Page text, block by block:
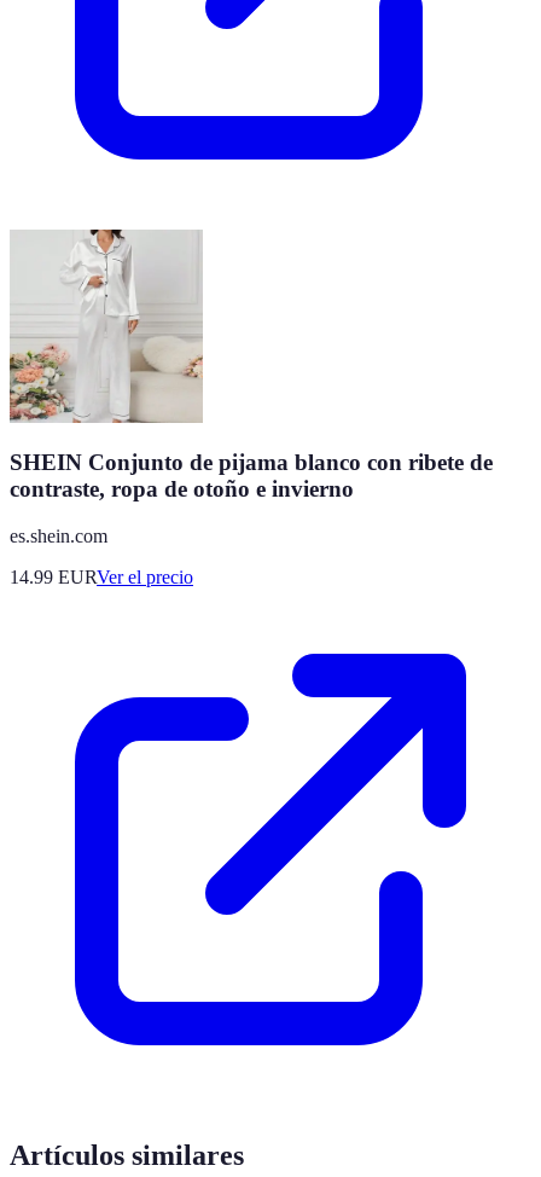
SHEIN Conjunto de pijama blanco con ribete de
contraste, ropa de otoño e invierno
es.shein.com
14.99 EURVer el precio
Artículos similares